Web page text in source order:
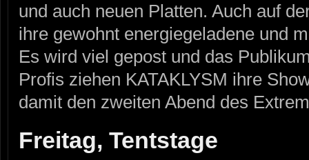
und auch neuen Platten. Auch auf
ihre gewohnt energiegeladene und
Es wird viel gepost und das
Profis ziehen KATAKLYSM ihre
damit den zweiten Abend des
Freitag, Tentstage